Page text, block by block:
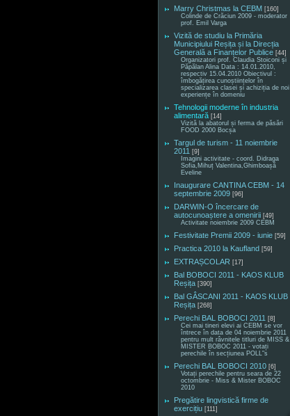
Marry Christmas la CEBM [160]
Colinde de Crăciun 2009 - moderator
prof. Emil Varga
Vizită de studiu la Primăria
Municipiului Reșița și la Direcția
Generală a Finanțelor Publice [44]
Organizatori prof. Claudia Stoiconi și
Păpălan Alina Data : 14.01.2010,
respectiv 15.04.2010 Obiectivul :
îmbogățirea cunoștiințelor în
specializarea clasei și achiziția de noi
experiențe în domeniu
Tehnologii moderne în industria
alimentară [14]
Vizită la abatorul și ferma de păsări
FOOD 2000 Bocșa
Targul de turism - 11 noiembrie
2011 [9]
Imagini activitate - coord. Didraga
Sofia,Mihuț Valentina,Ghimboașă
Eveline
Inaugurare CANTINA CEBM - 14
septembrie 2009 [96]
DARWIN-O încercare de
autocunoaștere a omenirii [49]
Activitate noiembrie 2009 CEBM
Festivitate Premii 2009 - iunie [59]
Practica 2010 la Kaufland [59]
EXTRAȘCOLAR [17]
Bal BOBOCI 2011 - KAOS KLUB
Reșița [390]
Bal GÂSCANI 2011 - KAOS KLUB
Reșița [268]
Perechi BAL BOBOCI 2011 [8]
Cei mai tineri elevi ai CEBM se vor
întrece în data de 04 noiembrie 2011
pentru mult râvnitele titluri de MISS &
MISTER BOBOC 2011 - votați
perechile în secțiunea POLL"s
Perechi BAL BOBOCI 2010 [6]
Votați perechile pentru seara de 22
octombrie - Miss & Mister BOBOC
2010
Pregătire lingvistică firme de
exercițiu [111]